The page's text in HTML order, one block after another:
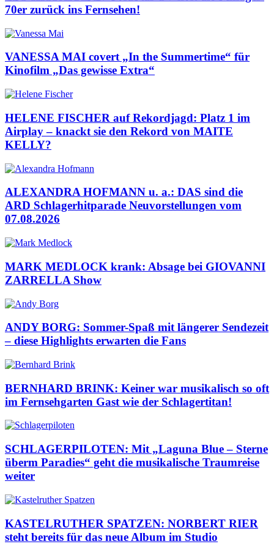
70er zurück ins Fernsehen!
VANESSA MAI covert „In the Summertime“ für
Kinofilm „Das gewisse Extra“
HELENE FISCHER auf Rekordjagd: Platz 1 im
Airplay – knackt sie den Rekord von MAITE
KELLY?
ALEXANDRA HOFMANN u. a.: DAS sind die
ARD Schlagerhitparade Neuvorstellungen vom
07.08.2026
MARK MEDLOCK krank: Absage bei GIOVANNI
ZARRELLA Show
ANDY BORG: Sommer-Spaß mit längerer Sendezeit
– diese Highlights erwarten die Fans
BERNHARD BRINK: Keiner war musikalisch so oft
im Fernsehgarten Gast wie der Schlagertitan!
SCHLAGERPILOTEN: Mit „Laguna Blue – Sterne
überm Paradies“ geht die musikalische Traumreise
weiter
KASTELRUTHER SPATZEN: NORBERT RIER
steht bereits für das neue Album im Studio